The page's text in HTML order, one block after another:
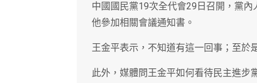
中國國民黨19次全代會29日召開，黨
他參加相關會議通知書。
王金平表示，不知道有這一回事；至於
此外，媒體問王金平如何看待民主進步